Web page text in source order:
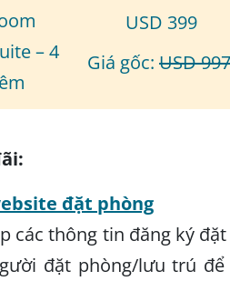
– 4
USD 399
Giá gốc: USD 997
đặt phòng
các thông tin đăng ký
đặt phòng/lưu trú